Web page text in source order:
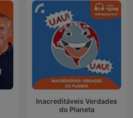
Inacreditáveis Verdades
do Planeta